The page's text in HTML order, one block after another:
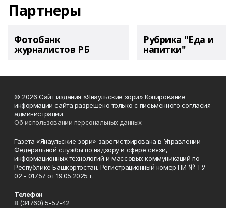
Партнеры
Фотобанк
журналистов РБ
Рубрика "Еда и
напитки"
© 2026 Сайт издания «Янаульские зори» Копирование
информации сайта разрешено только с письменного согласия
администрации.
Об использовании персональных данных
Газета «Янаульские зори» зарегистрирована в Управлении
Федеральной службы по надзору в сфере связи,
информационных технологий и массовых коммуникаций по
Республике Башкортостан. Регистрационный номер ПИ № ТУ
02 - 01757 от 19.05.2025 г.
Телефон
8 (34760) 5-57-42